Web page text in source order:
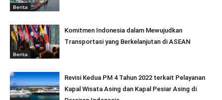
Berita
Berita
Komitmen Indonesia dalam Mewujudkan
Transportasi yang Berkelanjutan di ASEAN
Revisi Kedua PM 4 Tahun 2022 terkait Pelayanan
Kapal Wisata Asing dan Kapal Pesiar Asing di